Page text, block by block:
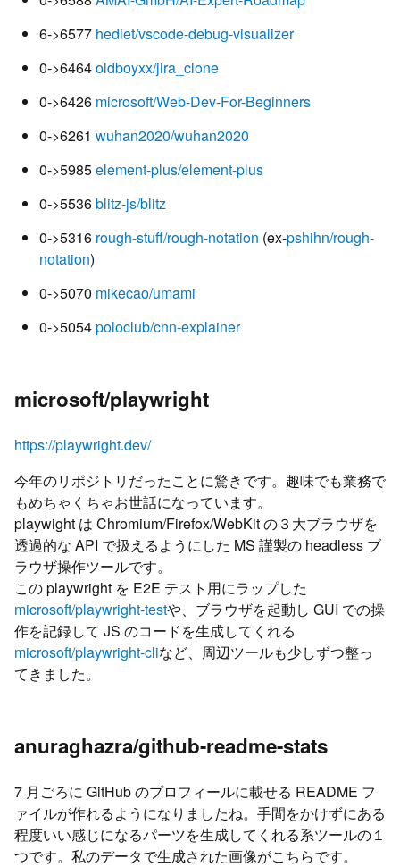
6->6577 hediet/vscode-debug-visualizer
0->6464oldboyxx/jira_clone
0->6426 microsoft/Web-Dev-For-Beginners
0->6261 wuhan2020/wuhan2020
0->5985element-plus/element-plus
0->5536blitz-js/blitz
0->5316 rough-stuff/rough-notation (ex-pshihn/rough-
notation)
0->5070 mikecao/umami
0->5054poloclub/cnn-explainer
microsoft/playwright
https://playwright.dev/
今年のリポジトリだったことに驚きです。趣味でも業務で
もめちゃくちゃお世話になっています。
playwight は Chromium/Firefox/WebKit の３大ブラウザを
透過的な API で扱えるようにした MS 謹製の headless ブ
ラウザ操作ツールです。
この playwright を E2E テスト用にラップした
microsoft/playwright-testや、ブラウザを起動し GUI での操
作を記録して JS のコードを生成してくれる
microsoft/playwright-cliなど、周辺ツールも少しずつ整っ
てきました。
anuraghazra/github-readme-stats
7 月ごろに GitHub のプロフィールに載せる README フ
ァイルが作れるようになりましたね。手間をかけずにある
程度いい感じになるパーツを生成してくれる系ツールの１
つです。私のデータで生成された画像がこちらです。